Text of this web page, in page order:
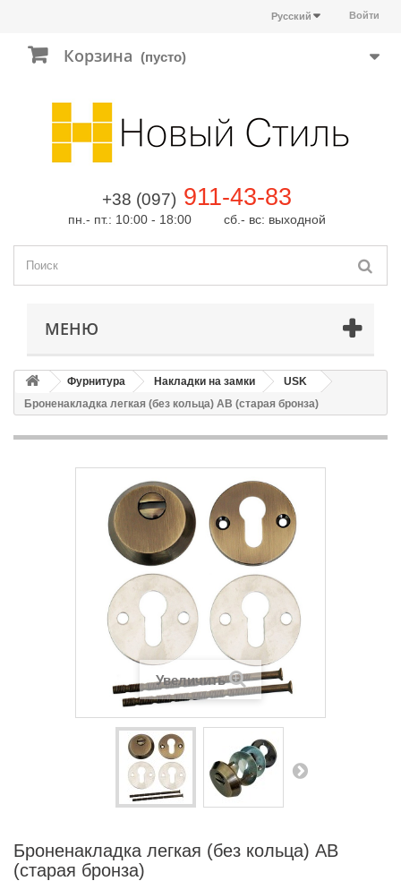
Войти
Русский
Корзина (пусто)
+38 (097) 911-43-83
пн.- пт.: 10:00 - 18:00 сб.- вс: выходной
МЕНЮ
Фурнитура Накладки на замки
USK
Броненакладка легкая (без кольца) AB (старая бронза)
Увеличить
Броненакладка легкая (без кольца) AB
(старая бронза)